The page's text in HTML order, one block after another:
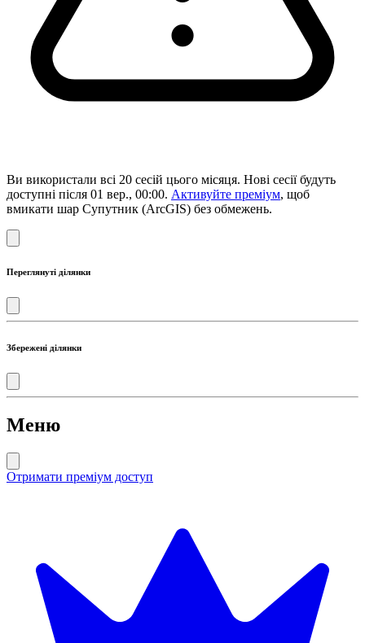
Ви використали всі 20 сесій цього місяця. Нові сесії будуть
доступні після 01 вер., 00:00. Активуйте преміум, щоб
вмикати шар Супутник (ArcGIS) без обмежень.
Переглянуті ділянки
Збережені ділянки
Меню
Отримати преміум доступ